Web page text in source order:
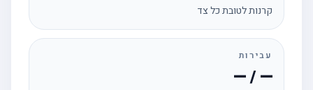
קרנות לטובת כל צד
עבירות
— / —